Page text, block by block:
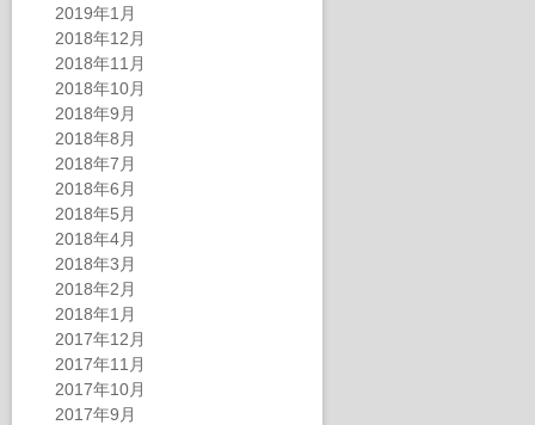
2019年1月
2018年12月
2018年11月
2018年10月
2018年9月
2018年8月
2018年7月
2018年6月
2018年5月
2018年4月
2018年3月
2018年2月
2018年1月
2017年12月
2017年11月
2017年10月
2017年9月